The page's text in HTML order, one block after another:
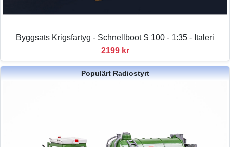
Byggsats Krigsfartyg - Schnellboot S 100 - 1:35 - Italeri
2199 kr
Populärt Radiostyrt